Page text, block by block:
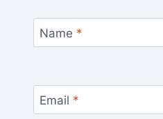
Name *
Email *